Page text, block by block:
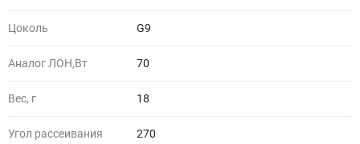
Цоколь G9
Аналог ЛОН,Вт 70
Вес, г 18
Угол рассеивания 270